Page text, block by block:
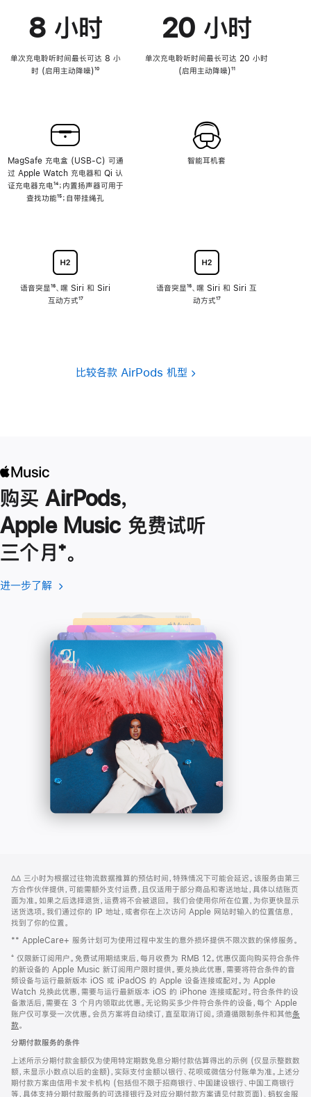
8 小时
单次充电聆听时间最长可达 8 小
时 (启用主动降噪)脚
¹⁰
MagSafe 充电盒 (USB-C) 可通
过 Apple Watch 充电器和 Qi 认
证充电器充电脚
注
¹⁴；内置扬声器可用于
查找功能脚
¹⁵；自带挂绳孔
语音突显脚
注
¹⁶、嘿 Siri 和 Siri
互动方式脚
¹⁷
20 小时
单次充电聆听时间最长可达 20 小时
(启用主动降噪)脚
¹¹
智能耳机套
语音突显脚
注
¹⁶、嘿 Siri 和 Siri 互
动方式脚
¹⁷
比较各款 AirPods 机型
购买 AirPods，
Apple Music 免费试听
三个月脚
注
⁺。
进一步了解 进
了
解
-
Apple
Music
(在
口
中
打
开)
页
页
脚
注
∆∆ 三小时为根据过往物流数据推算的预估时间，特殊情况下可能会延迟。该服务由第三
方合作伙伴提供，可能需额外支付运费，且仅适用于部分商品和寄送地址，具体以结账页
面为准。如果之后选择退货，运费将不会被退回。 我们会使用你所在位置，为你更快显示
送货选项。我们通过你的 IP 地址，或者你在上次访问 Apple 网站时输入的位置信息，
找到了你的位置。
** AppleCare+ 服务计划可为使用过程中发生的意外损坏提供不限次数的保修服务。
⁺ 仅限新订阅用户。免费试用期结束后，每月收费为 RMB 12。优惠仅面向购买符合条件
的新设备的 Apple Music 新订阅用户限时提供。要兑换此优惠，需要将符合条件的音
频设备与运行最新版本 iOS 或 iPadOS 的 Apple 设备连接或配对。为 Apple
Watch 兑换此优惠，需要与运行最新版本 iOS 的 iPhone 连接或配对。符合条件的设
备激活后，需要在 3 个月内领取此优惠。无论购买多少件符合条件的设备，每个 Apple
账户仅可享受一次优惠。会员方案将自动续订，直至取消订阅。须遵循限制条件和其他条
款。
窗
口
中
打
开)
分期付款服务的条件
上述所示分期付款金额仅为使用特定期数免息分期付款估算得出的示例 (仅显示整数数
额，未显示小数点以后的金额)，实际支付金额以银行、花呗或微信分付账单为准。上述分
期付款方案由信用卡发卡机构 (包括但不限于招商银行、中国建设银行、中国工商银行
等，具体支持分期付款服务的可选择银行及对应分期付款方案请见付款页面)、蚂蚁金服